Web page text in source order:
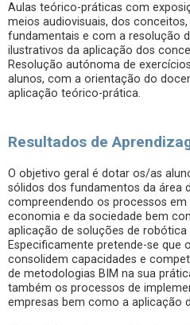
Aulas teórico-práticas com
meios audiovisuais, dos
fundamentais e com a resolução
ilustrativos da aplicação dos
Resolução autónoma de
alunos, com a orientação do
aplicação teórico-prática.
Resultados de
O objetivo geral é dotar os/as
sólidos dos fundamentos da área
compreendendo os processos
economia e da sociedade bem
aplicação de soluções de
Especificamente pretende-se que
consolidem capacidades e
de metodologias BIM na sua
também os processos de
empresas bem como a aplicação